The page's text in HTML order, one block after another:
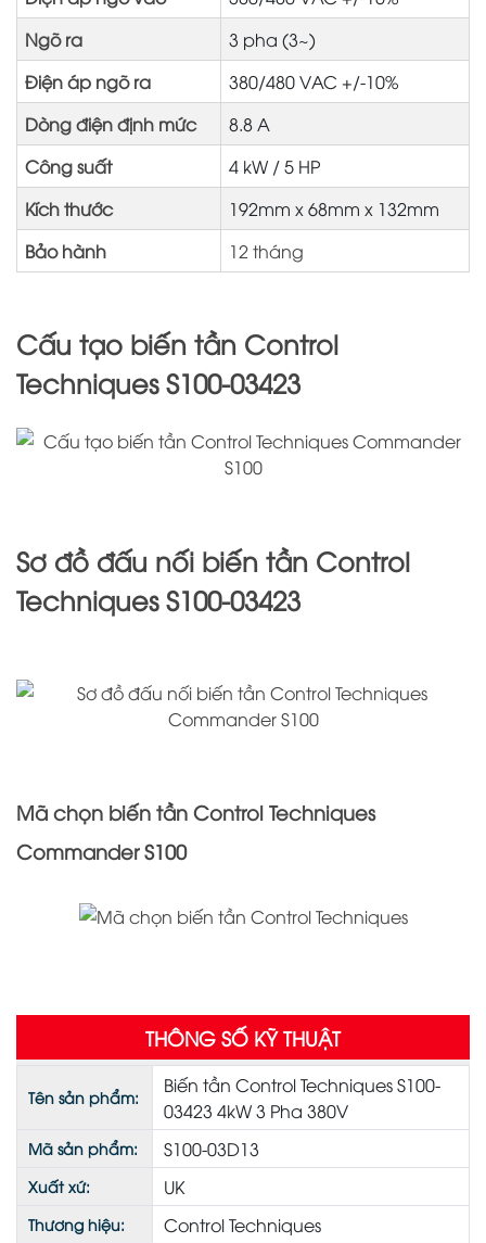
Ngõ ra
3 pha (3~)
Điện áp ngõ ra
380/480 VAC +/-10%
Dòng điện định mức
8.8 A
Công suất
4 kW / 5 HP
Kích thước
192mm x 68mm x 132mm
Bảo hành
12 tháng
Cấu tạo biến tần Control
Techniques S100-03423
Sơ đồ đấu nối biến tần Control
Techniques S100-03423
Mã chọn biến tần Control Techniques
Commander S100
THÔNG SỐ KỸ THUẬT
Tên sản phẩm:
Biến tần Control Techniques S100-
03423 4kW 3 Pha 380V
Mã sản phẩm: S100-03D13
Xuất xứ: UK
Thương hiệu: Control Techniques